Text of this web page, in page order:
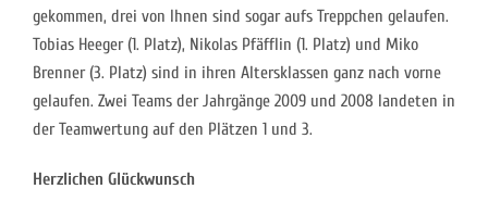
gekommen, drei von Ihnen sind sogar aufs Treppchen gelaufen.
Tobias Heeger (1. Platz), Nikolas Pfäfflin (1. Platz) und Miko
Brenner (3. Platz) sind in ihren Altersklassen ganz nach vorne
gelaufen. Zwei Teams der Jahrgänge 2009 und 2008 landeten in
der Teamwertung auf den Plätzen 1 und 3.
Herzlichen Glückwunsch